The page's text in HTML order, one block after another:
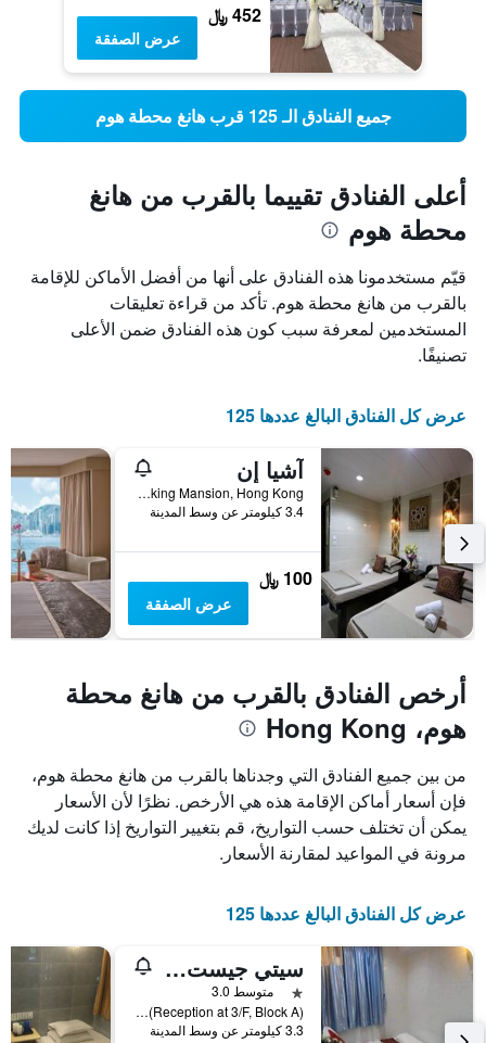
452 ﷼
عرض الصفقة
جميع الفنادق الـ 125 قرب هانغ محطة هوم
أعلى الفنادق تقييما بالقرب من هانغ
محطة هوم
قيّم مستخدمونا هذه الفنادق على أنها من أفضل الأماكن للإقامة
بالقرب من هانغ محطة هوم. تأكد من قراءة تعليقات
المستخدمين لمعرفة سبب كون هذه الفنادق ضمن الأعلى
تصنيفًا.
عرض كل الفنادق البالغ عددها 125
آشيا إن
Flat C2, 16/f,Block C,Chungking Mansion, Hong Kong, هونغ كونغ
3.4 كيلومتر عن وسط المدينة
100 ﷼
عرض الصفقة
أرخص الفنادق بالقرب من هانغ محطة
هوم، Hong Kong
من بين جميع الفنادق التي وجدناها بالقرب من هانغ محطة هوم،
فإن أسعار أماكن الإقامة هذه هي الأرخص. نظرًا لأن الأسعار
يمكن أن تختلف حسب التواريخ، قم بتغيير التواريخ إذا كانت لديك
مرونة في المواعيد لمقارنة الأسعار.
عرض كل الفنادق البالغ عددها 125
سيتي جيست هاوس
نجمة واحدة
متوسط 3.0
(Reception at 3/F, Block A)Flat D3, 7 Floor, Block D, Chungking Mansion, 36-44 Nathan Road, Hong Kong, هونغ كونغ
3.3 كيلومتر عن وسط المدينة